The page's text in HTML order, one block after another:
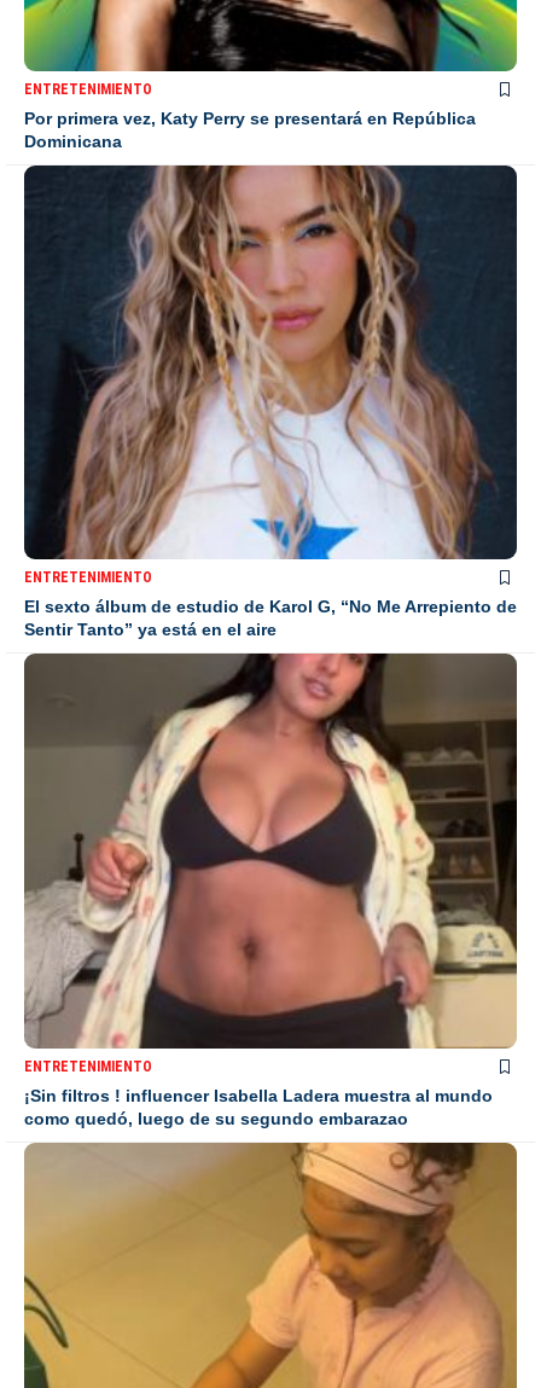
ENTRETENIMIENTO
Por primera vez, Katy Perry se presentará en República
Dominicana
ENTRETENIMIENTO
El sexto álbum de estudio de Karol G, “No Me Arrepiento de
Sentir Tanto” ya está en el aire
ENTRETENIMIENTO
¡Sin filtros ! influencer Isabella Ladera muestra al mundo
como quedó, luego de su segundo embarazao